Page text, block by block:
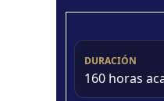
DURACIÓN
160 horas